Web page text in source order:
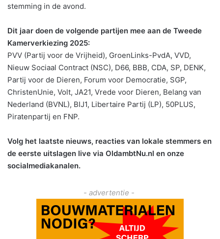
stemming in de avond.
Dit jaar doen de volgende partijen mee aan de Tweede
Kamerverkiezing 2025:
PVV (Partij voor de Vrijheid), GroenLinks-PvdA, VVD,
Nieuw Sociaal Contract (NSC), D66, BBB, CDA, SP, DENK,
Partij voor de Dieren, Forum voor Democratie, SGP,
ChristenUnie, Volt, JA21, Vrede voor Dieren, Belang van
Nederland (BVNL), BIJ1, Libertaire Partij (LP), 50PLUS,
Piratenpartij en FNP.
Volg het laatste nieuws, reacties van lokale stemmers en
de eerste uitslagen live via OldambtNu.nl en onze
socialmediakanalen.
- advertentie -